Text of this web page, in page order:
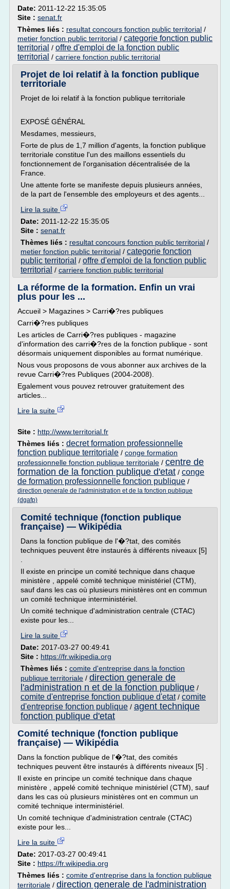
Date: 2011-12-22 15:35:05
Site : senat.fr
Thèmes liés : resultat concours fonction public territorial /
metier fonction public territorial / categorie fonction public
territorial / offre d'emploi de la fonction public
territorial / carriere fonction public territorial
Projet de loi relatif à la fonction publique
territoriale
Projet de loi relatif à la fonction publique territoriale
EXPOSÉ GÉNÉRAL
Mesdames, messieurs,
Forte de plus de 1,7 million d'agents, la fonction publique
territoriale constitue l'un des maillons essentiels du
fonctionnement de l'organisation décentralisée de la
France.
Une attente forte se manifeste depuis plusieurs années,
de la part de l'ensemble des employeurs et des agents...
Lire la suite
Date: 2011-12-22 15:35:05
Site : senat.fr
Thèmes liés : resultat concours fonction public territorial /
metier fonction public territorial / categorie fonction
public territorial / offre d'emploi de la fonction public
territorial / carriere fonction public territorial
La réforme de la formation. Enfin un vrai
plus pour les ...
Accueil > Magazines > Carri�?res publiques
Carri�?res publiques
Les articles de Carri�?res publiques - magazine
d'information des carri�?res de la fonction publique - sont
désormais uniquement disponibles au format numérique.
Nous vous proposons de vous abonner aux archives de la
revue Carri�?res Publiques (2004-2008).
Egalement vous pouvez retrouver gratuitement des
articles...
Lire la suite
Site : http://www.territorial.fr
Thèmes liés : decret formation professionnelle
fonction publique territoriale / conge formation
professionnelle fonction publique territoriale / centre de
formation de la fonction publique d'etat / conge
de formation professionnelle fonction publique /
direction generale de l'administration et de la fonction publique
(dgafp)
Comité technique (fonction publique
française) — Wikipédia
Dans la fonction publique de l'�?tat, des comités
techniques peuvent être instaurés à différents niveaux [5]
Il existe en principe un comité technique dans chaque
ministère , appelé comité technique ministériel (CTM),
sauf dans les cas où plusieurs ministères ont en commun
un comité technique interministériel.
Un comité technique d'administration centrale (CTAC)
existe pour les...
Lire la suite
Date: 2017-03-27 00:49:41
Site : https://fr.wikipedia.org
Thèmes liés : comite d'entreprise dans la fonction
publique territoriale / direction generale de
l'administration n et de la fonction publique /
comite d'entreprise fonction publique d'etat/ comite
d'entreprise fonction publique / agent technique
fonction publique d'etat
Comité technique (fonction publique
française) — Wikipédia
Dans la fonction publique de l'�?tat, des comités
techniques peuvent être instaurés à différents niveaux [5] .
Il existe en principe un comité technique dans chaque
ministère , appelé comité technique ministériel (CTM), sauf
dans les cas où plusieurs ministères ont en commun un
comité technique interministériel.
Un comité technique d'administration centrale (CTAC)
existe pour les...
Lire la suite
Date: 2017-03-27 00:49:41
Site : https://fr.wikipedia.org
Thèmes liés : comite d'entreprise dans la fonction publique
territoriale / direction generale de l'administration